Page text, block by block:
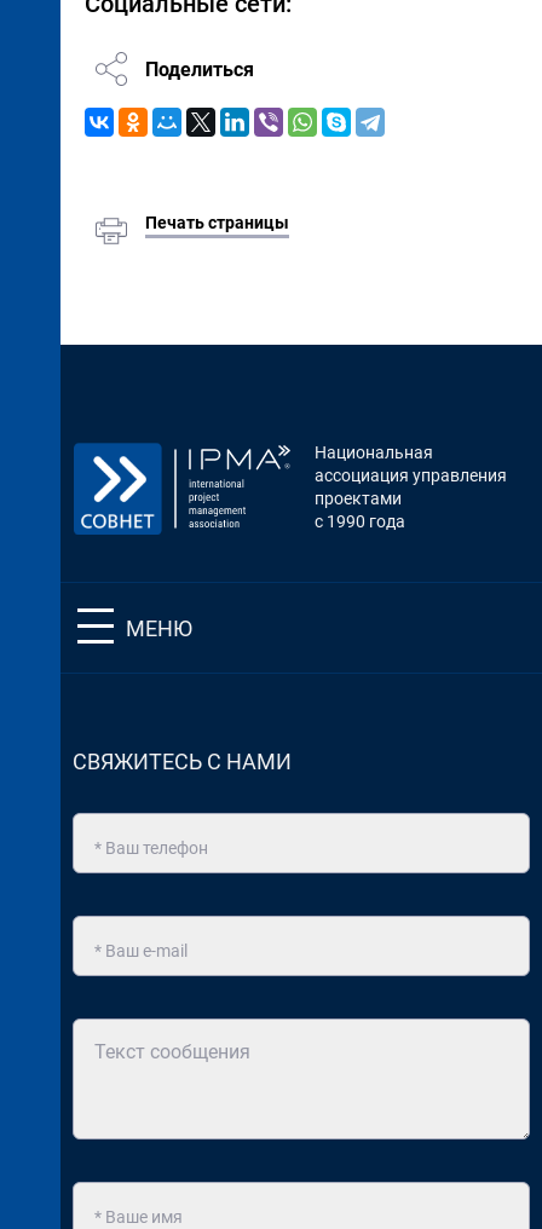
Поделиться
Печать страницы
Национальная
ассоциация управления
проектами
с 1990 года
МЕНЮ
СВЯЖИТЕСЬ С НАМИ